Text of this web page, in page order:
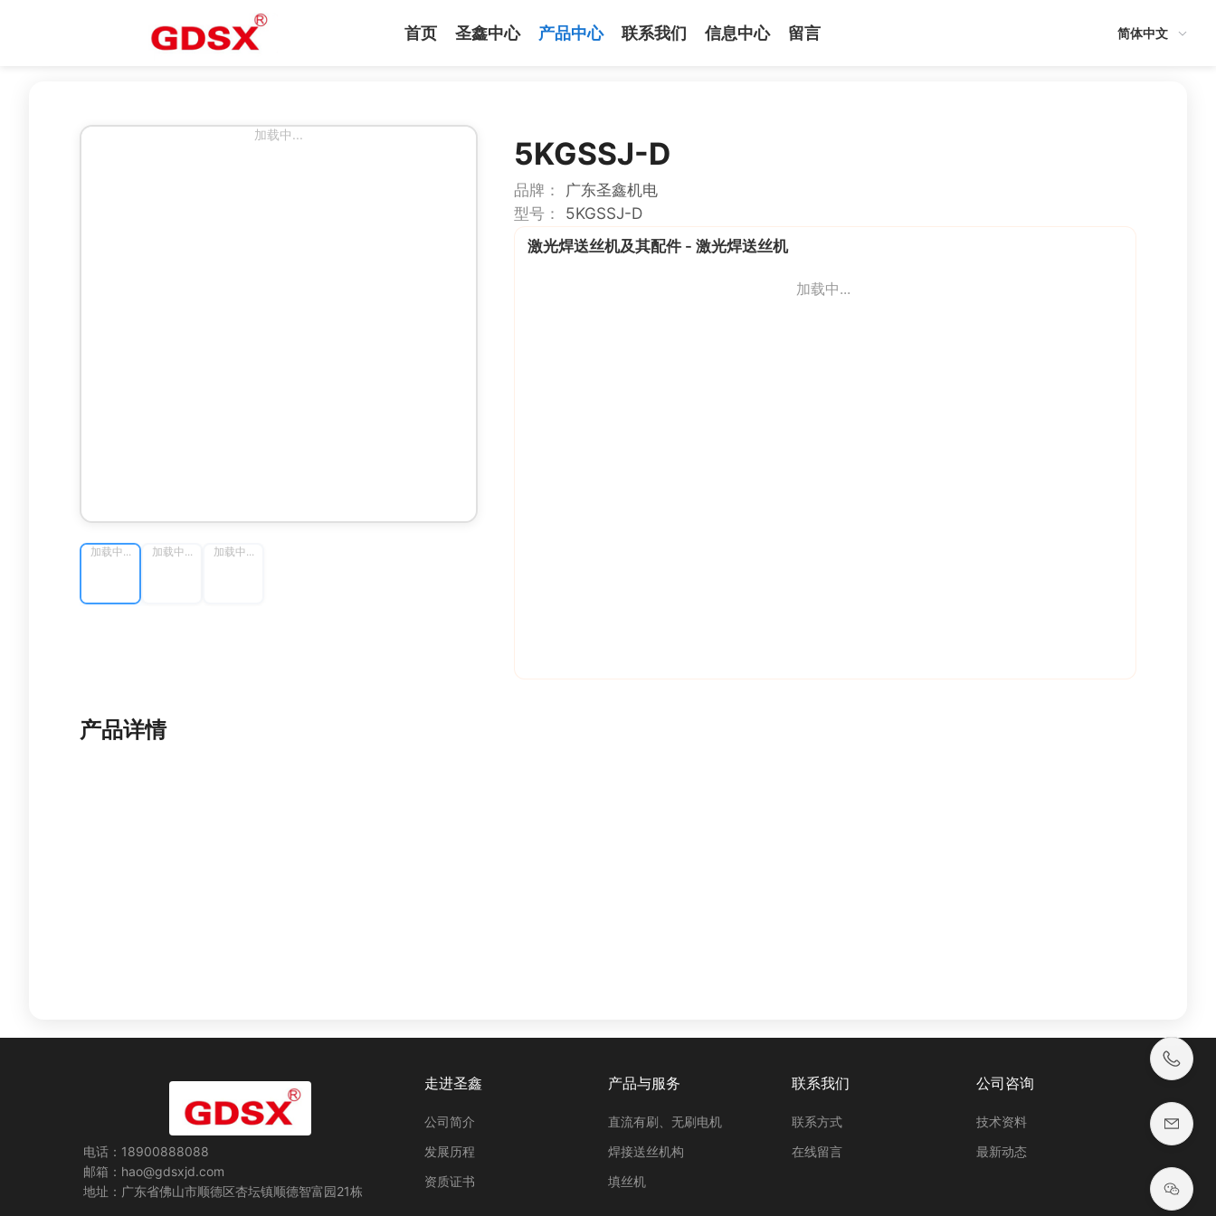
首页 圣鑫中心 产品中心 联系我们 信息中心 留言 简体中文
加载中...
加载中... 加载中... 加载中...
5KGSSJ-D
品牌：
广东圣鑫机电
型号：
5KGSSJ-D
激光焊送丝机及其配件 - 激光焊送丝机
加载中...
产品详情
电话：18900888088
邮箱：hao@gdsxjd.com
地址：广东省佛山市顺德区杏坛镇顺德智富园21栋
走进圣鑫
公司简介
发展历程
资质证书
产品与服务
直流有刷、无刷电机
焊接送丝机构
填丝机
联系我们
联系方式
在线留言
公司咨询
技术资料
最新动态